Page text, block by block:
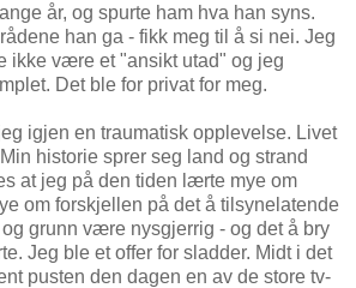
år, og spurte ham hva han syns.
han ga - fikk meg til å si nei. Jeg
ikke være et "ansikt utad" og jeg
Det ble for privat for meg.
igjen en traumatisk opplevelse. Livet
historie sprer seg land og strand
at jeg på den tiden lærte mye om
om forskjellen på det å tilsynelatende
grunn være nysgjerrig - og det å bry
Jeg ble et offer for sladder. Midt i det
pusten den dagen en av de store tv-